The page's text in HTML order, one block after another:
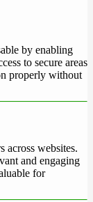
by enabling
to secure areas
properly without
across websites.
and engaging
for